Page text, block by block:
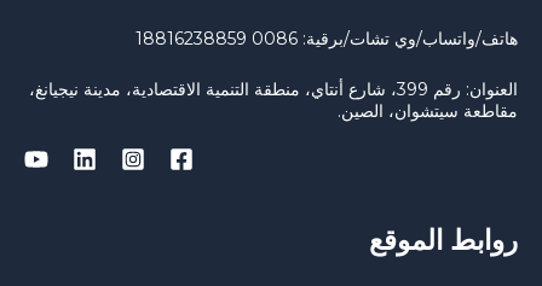
هاتف/واتساب/وي تشات/برقية: 0086 18816238859
العنوان: رقم 399، شارع أنتاي، منطقة التنمية الاقتصادية، مدينة نيجيانغ،
مقاطعة سيتشوان، الصين.
روابط الموقع